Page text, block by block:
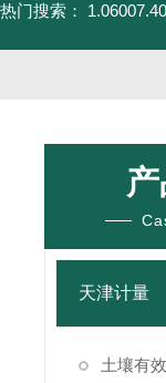
热门搜索：
天津计量
土壤有